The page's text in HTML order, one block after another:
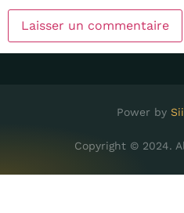
Power by
Copyright © 2024.